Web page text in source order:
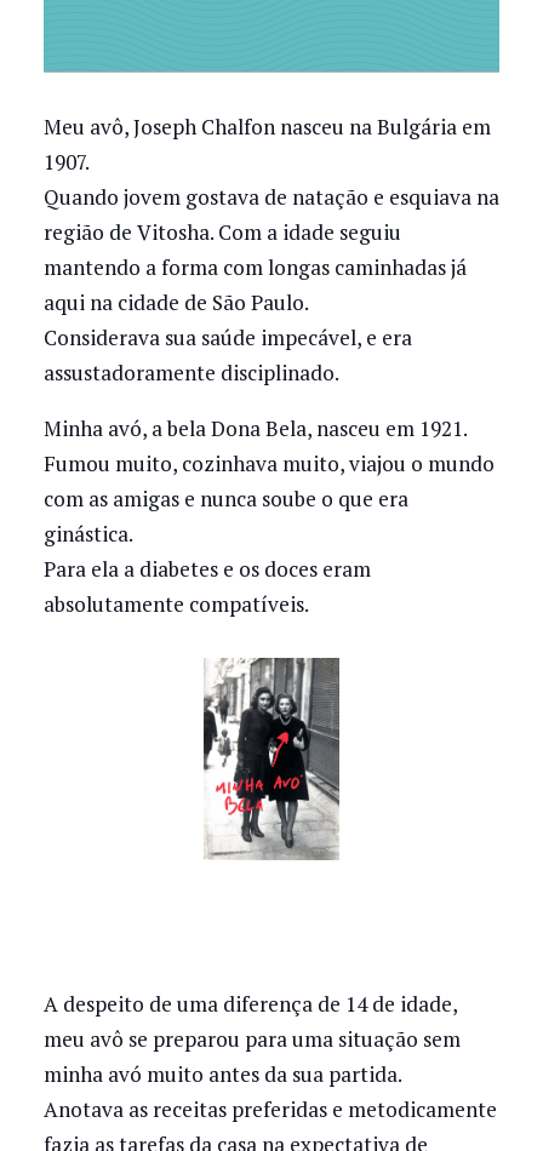
Meu avô, Joseph Chalfon nasceu na Bulgária em
1907.
Quando jovem gostava de natação e esquiava na
região de Vitosha. Com a idade seguiu
mantendo a forma com longas caminhadas já
aqui na cidade de São Paulo.
Considerava sua saúde impecável, e era
assustadoramente disciplinado.
Minha avó, a bela Dona Bela, nasceu em 1921.
Fumou muito, cozinhava muito, viajou o mundo
com as amigas e nunca soube o que era
ginástica.
Para ela a diabetes e os doces eram
absolutamente compatíveis.
A despeito de uma diferença de 14 de idade,
meu avô se preparou para uma situação sem
minha avó muito antes da sua partida.
Anotava as receitas preferidas e metodicamente
fazia as tarefas da casa na expectativa de